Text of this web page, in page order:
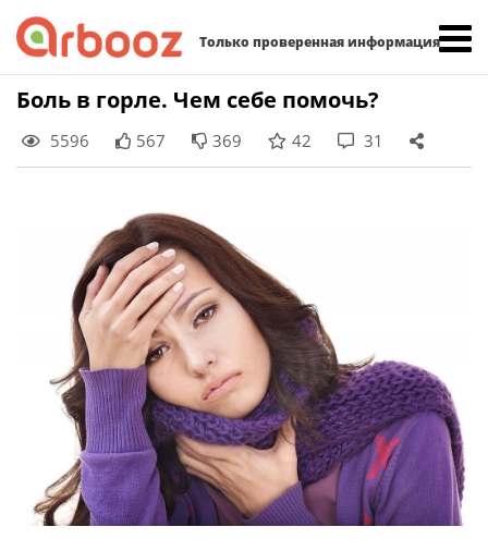
Только проверенная информация
Skip
content
Боль в горле. Чем себе помочь?
5596 567 369 42 31
Найти: